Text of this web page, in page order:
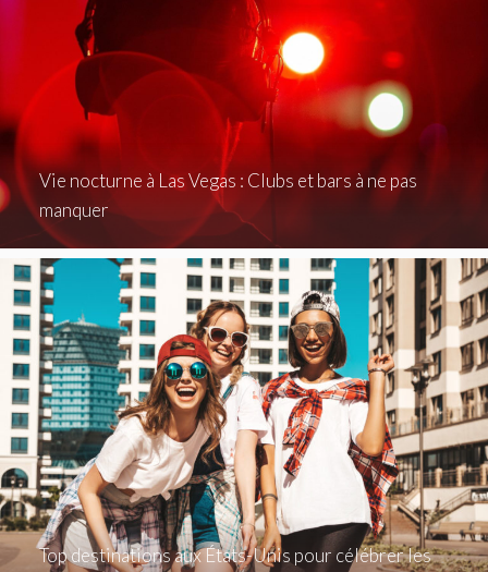
Vie nocturne à Las Vegas : Clubs et bars à ne pas
manquer
Top destinations aux États-Unis pour célébrer les